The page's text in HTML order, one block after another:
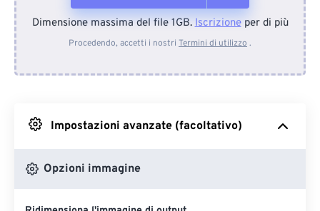
Dal dispositivo
Da Google Drive
Dimensione massima del file 1GB.Iscrizioneper di più
Procedendo, accetti i nostri Termini di utilizzo .
Impostazioni avanzate (facoltativo)
Opzioni immagine